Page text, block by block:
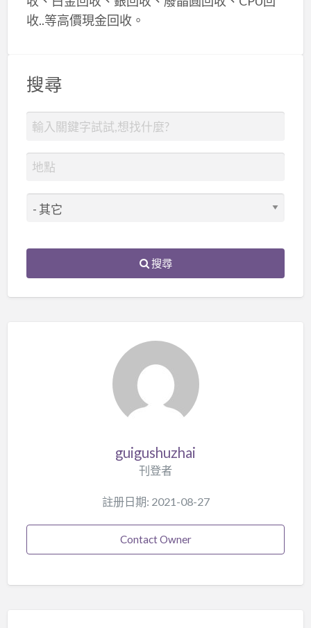
收..等高價現金回收。
搜尋
搜尋
guigushuzhai
刊登者
註册日期: 2021-08-27
Contact Owner